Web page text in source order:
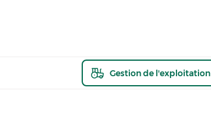
Gestion de l'exploitation